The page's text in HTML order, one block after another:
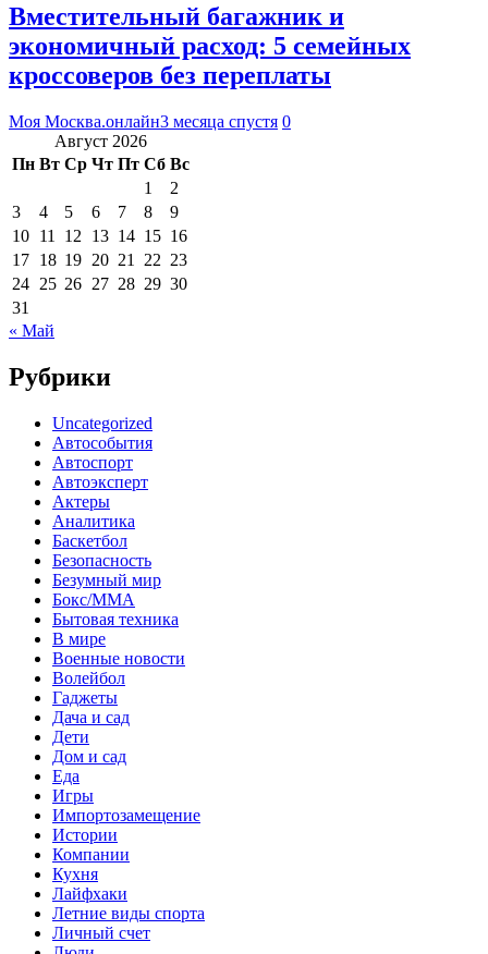
Вместительный багажник и
экономичный расход: 5 семейных
кроссоверов без переплаты
Моя Москва.онлайн3 месяца спустя 0
Август 2026
Пн Вт Ср Чт Пт Сб Вс
1
2
3
4 5 6 7 8
9
10 11 12 13 14 15 16
17 18 19 20 21 22 23
24 25 26 27 28 29 30
31
« Май
Рубрики
Uncategorized
Автособытия
Автоспорт
Автоэксперт
Актеры
Аналитика
Баскетбол
Безопасность
Безумный мир
Бокс/MMA
Бытовая техника
В мире
Военные новости
Волейбол
Гаджеты
Дача и сад
Дети
Дом и сад
Еда
Игры
Импортозамещение
Истории
Компании
Кухня
Лайфхаки
Летние виды спорта
Личный счет